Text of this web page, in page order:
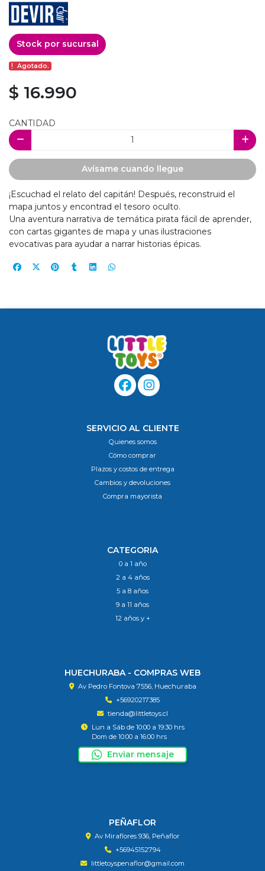
Stock por sucursal
Agotado.
$ 16.990
CANTIDAD
Avísame cuando llegue
¡Escuchad el relato del capitán! Después, reconstruid el
mapa juntos y encontrad el tesoro oculto.
Una aventura narrativa de temática pirata fácil de aprender,
con cartas gigantes de mapa y unas ilustraciones
evocativas para ayudar a narrar historias épicas.
SERVICIO AL CLIENTE
Quienes somos
Cómo comprar
Plazos y costos de entrega
Cambios y devoluciones
Compra mayorista
CATEGORIA
0 a 1 año
2 a 4 años
5 a 8 años
9 a 11 años
12 años y +
HUECHURABA - COMPRAS WEB
Av Pedro Fontova 7556, Huechuraba
+56920217385
tienda@littletoys.cl
Lun a Sáb de 10:00 a 19:30 hrs
Dom de 10:00 a 16:00 hrs
Enviar mensaje
PEÑAFLOR
Av Miraflores 936, Peñaflor
+56945152794
littletoyspenaflor@gmail.com